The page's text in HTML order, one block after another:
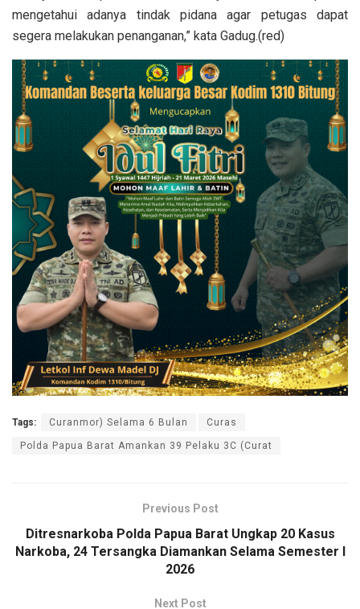
mengetahui adanya tindak pidana agar petugas dapat
segera melakukan penanganan,” kata Gadug.(red)
Tags: Curanmor) Selama 6 Bulan Curas
Polda Papua Barat Amankan 39 Pelaku 3C (Curat
Previous Post
Ditresnarkoba Polda Papua Barat Ungkap 20 Kasus
Narkoba, 24 Tersangka Diamankan Selama Semester I
2026
Next Post